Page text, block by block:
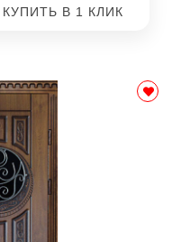
КУПИТЬ В 1 КЛИК